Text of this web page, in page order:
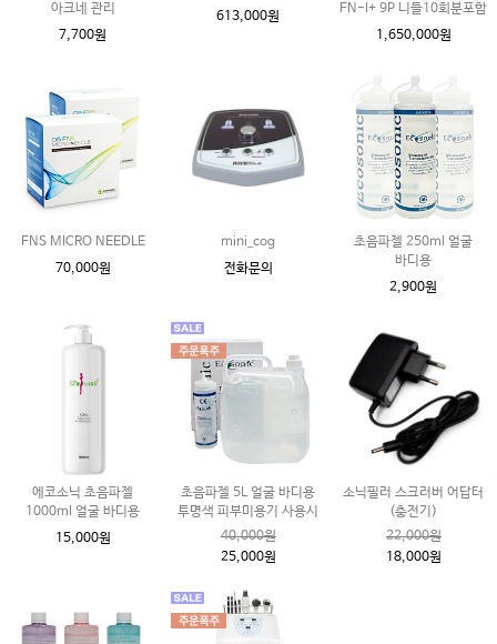
아크네 관리
7,700원
613,000원
FN-I+ 9P 니들10회분포함
1,650,000원
FNS MICRO NEEDLE
70,000원
mini_cog
전화문의
초음파젤 250ml 얼굴
바디용
2,900원
에코소닉 초음파젤
1000ml 얼굴 바디용
15,000원
초음파젤 5L 얼굴 바디용
투명색 피부미용기 사용시
40,000원
25,000원
소닉필러 스크러버 어답터
(충전기)
22,000원
18,000원